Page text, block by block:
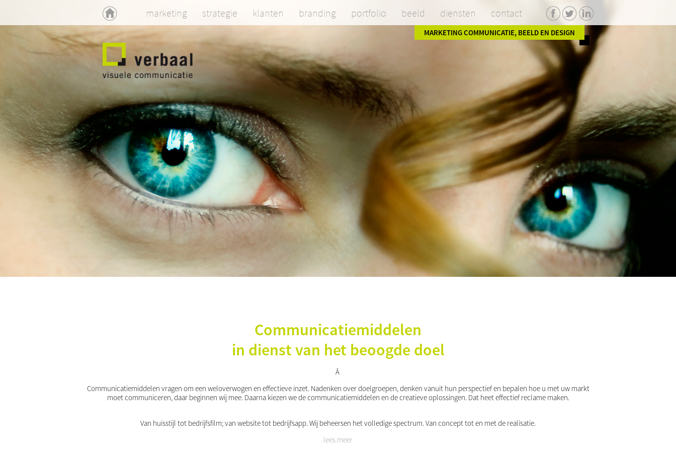
home marketing strategie klanten branding portfolio beeld diensten contact facebook
twitterlinkedin
MARKETING COMMUNICATIE, BEELD EN DESIGN
Communicatiemiddelen
in dienst van het beoogde doel
Â
Communicatiemiddelen vragen om een weloverwogen en effectieve inzet. Nadenken over doelgroepen, denken vanuit hun perspectief en bepalen hoe u met uw markt
moet communiceren, daar beginnen wij mee. Daarna kiezen we de communicatiemiddelen en de creatieve oplossingen. Dat heet effectief reclame maken.
Van huisstijl tot bedrijfsfilm; van website tot bedrijfsapp. Wij beheersen het volledige spectrum. Van concept tot en met de realisatie.
lees meer